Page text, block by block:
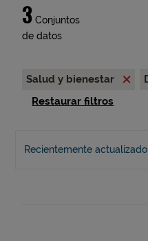
3 Conjuntos
de datos
Salud y bienestar
Restaurar filtros
Recientemente actualizado